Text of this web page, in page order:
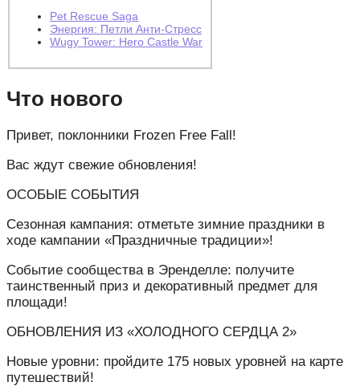
Pet Rescue Saga
Энергия: Петли Анти-Стресс
Wugy Tower: Hero Castle War
Что нового
Привет, поклонники Frozen Free Fall!
Вас ждут свежие обновления!
ОСОБЫЕ СОБЫТИЯ
Сезонная кампания: отметьте зимние праздники в
ходе кампании «Праздничные традиции»!
Событие сообщества в Эренделле: получите
таинственный приз и декоративный предмет для
площади!
ОБНОВЛЕНИЯ ИЗ «ХОЛОДНОГО СЕРДЦА 2»
Новые уровни: пройдите 175 новых уровней на карте
путешествий!